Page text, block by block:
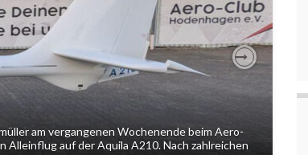
am vergangenen Wochenende beim Aero-
auf der Aquila A210. Nach zahlreichen